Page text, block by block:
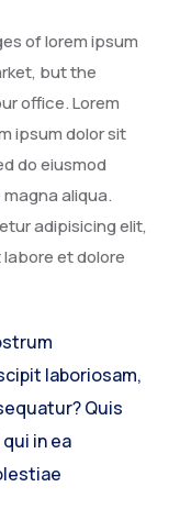
of lorem ipsum
but the
office. Lorem
ipsum dolor sit
do eiusmod
aliqua.
adipisicing elit,
et dolore
laboriosam,
Quis
in ea